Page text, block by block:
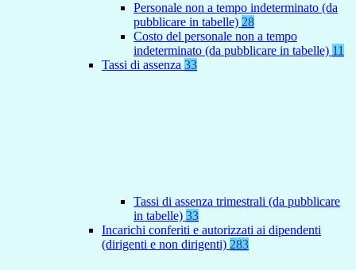
Personale non a tempo indeterminato (da
pubblicare in tabelle) 28
Costo del personale non a tempo
indeterminato (da pubblicare in tabelle) 11
Tassi di assenza 33
Tassi di assenza trimestrali (da pubblicare
in tabelle) 33
Incarichi conferiti e autorizzati ai dipendenti
(dirigenti e non dirigenti) 283